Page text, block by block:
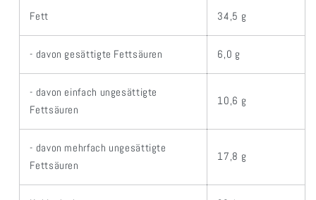
Fett 34,5 g
- davon gesättigte Fettsäuren 6,0 g
- davon einfach ungesättigte
Fettsäuren
10,6 g
- davon mehrfach ungesättigte
Fettsäuren
17,8 g